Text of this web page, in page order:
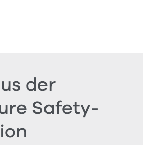
der
Safety-